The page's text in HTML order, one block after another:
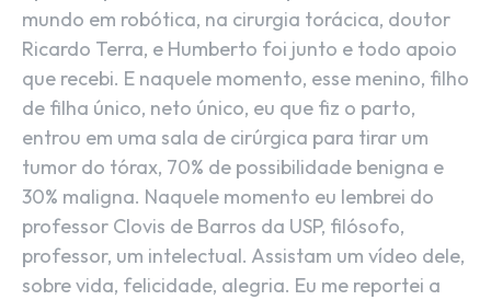
mundo em robótica, na cirurgia torácica, doutor
Ricardo Terra, e Humberto foi junto e todo apoio
que recebi. E naquele momento, esse menino, filho
de filha único, neto único, eu que fiz o parto,
entrou em uma sala de cirúrgica para tirar um
tumor do tórax, 70% de possibilidade benigna e
30% maligna. Naquele momento eu lembrei do
professor Clovis de Barros da USP, filósofo,
professor, um intelectual. Assistam um vídeo dele,
sobre vida, felicidade, alegria. Eu me reportei a